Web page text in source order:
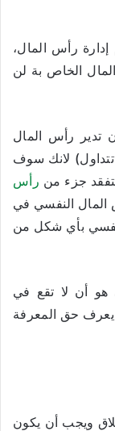
رأس المال،
الخاص بة لن
تدير رأس المال
لانك سوف
جزء من رأس
النفسي في
بأي شكل من
هو أن لا تقع في
يعرف حق المعرفة
ويجب أن يكون